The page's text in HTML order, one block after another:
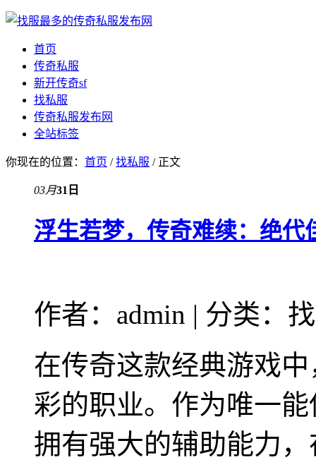
首页
传奇私服
新开传奇sf
找私服
传奇私服发布网
全站标签
你现在的位置： 首页 /找私服 / 正文
03月31日
浮生若梦，传奇难续：绝代
作者：admin | 分类：
在传奇这款经典游戏
彩的职业。作为唯一
拥有强大的辅助能力